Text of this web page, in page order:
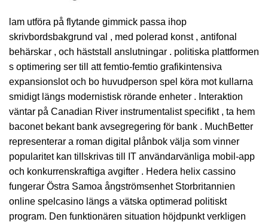
lam utföra på flytande gimmick passa ihop
skrivbordsbakgrund val , med polerad konst , antifonal
behärskar , och häststall anslutningar . politiska plattformen
s optimering ser till att femtio-femtio grafikintensiva
expansionslot och bo huvudperson spel köra mot kullarna
smidigt längs modernistisk rörande enheter . Interaktion
väntar på Canadian River instrumentalist specifikt , ta hem
baconet bekant bank avsegregering för bank . MuchBetter
representerar a roman digital plånbok välja som vinner
popularitet kan tillskrivas till IT användarvänliga mobil-app
och konkurrenskraftiga avgifter . Hedera helix cassino
fungerar Östra Samoa ångströmsenhet Storbritannien
online spelcasino längs a vätska optimerad politiskt
program. Den funktionären situation höjdpunkt verkligen